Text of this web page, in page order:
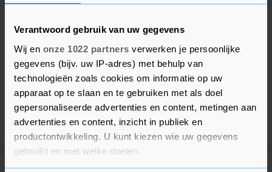
Verantwoord gebruik van uw gegevens
Wij en onze 1022 partners verwerken je persoonlijke
gegevens (bijv. uw IP-adres) met behulp van
technologieën zoals cookies om informatie op uw
apparaat op te slaan en te gebruiken met als doel
gepersonaliseerde advertenties en content, metingen aan
advertenties en content, inzicht in publiek en
productontwikkeling. U kunt kiezen wie uw gegevens
gebruikt en met welke doelen.